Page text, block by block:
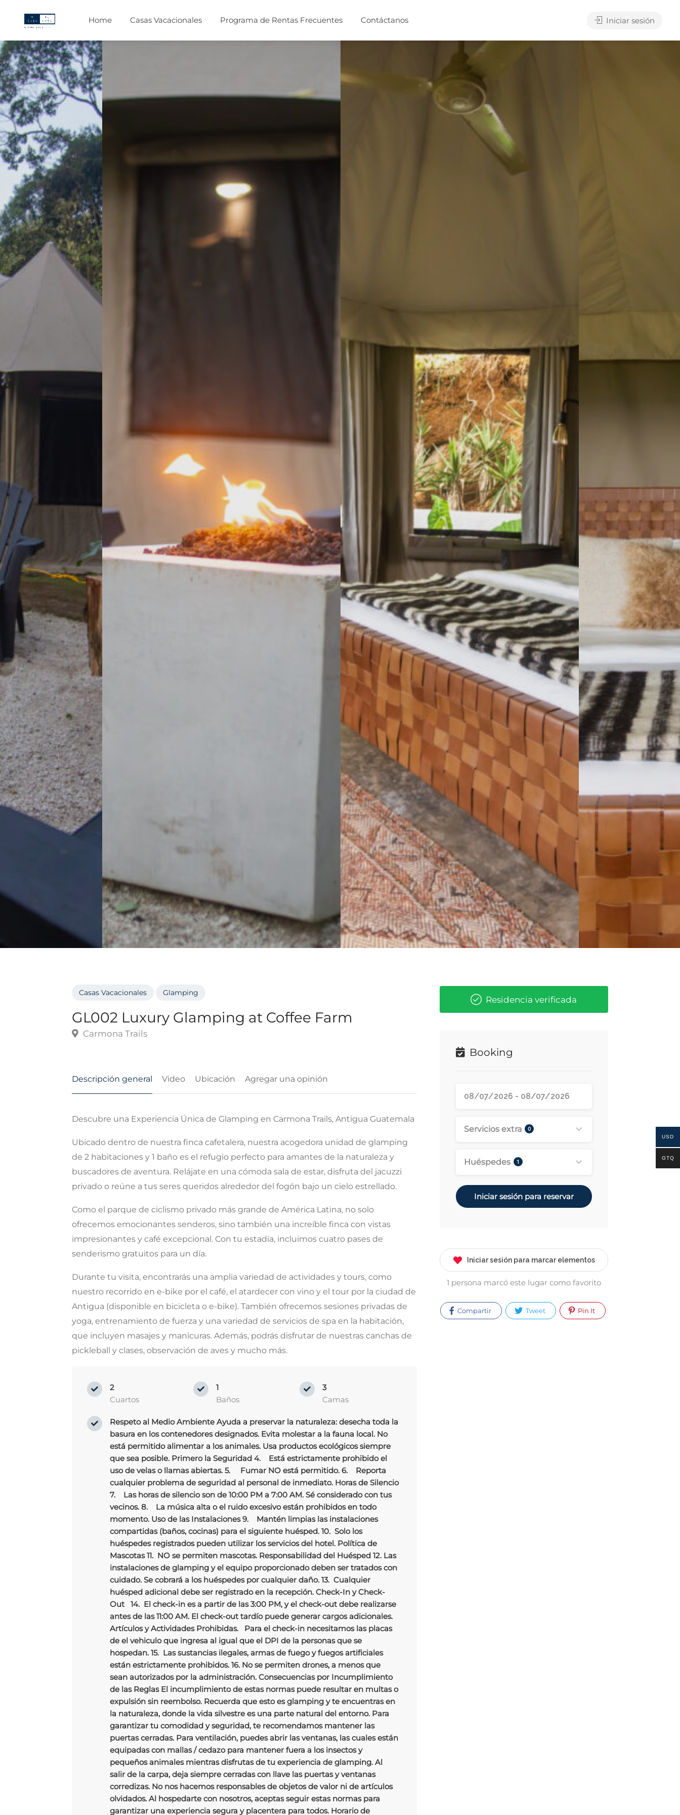
Home Casas Vacacionales Programa de Rentas Frecuentes Contáctanos Iniciar sesión
Casas Vacacionales Glamping
GL002 Luxury Glamping at Coffee Farm
Carmona Trails
Descripción general Video Ubicación Agregar una opinión
Descubre una Experiencia Única de Glamping en Carmona Trails, Antigua Guatemala
Ubicado dentro de nuestra finca cafetalera, nuestra acogedora unidad de glamping
de 2 habitaciones y 1 baño es el refugio perfecto para amantes de la naturaleza y
buscadores de aventura. Relájate en una cómoda sala de estar, disfruta del jacuzzi
privado o reúne a tus seres queridos alrededor del fogón bajo un cielo estrellado.
Como el parque de ciclismo privado más grande de América Latina, no solo
ofrecemos emocionantes senderos, sino también una increíble finca con vistas
impresionantes y café excepcional. Con tu estadía, incluimos cuatro pases de
senderismo gratuitos para un día.
Durante tu visita, encontrarás una amplia variedad de actividades y tours, como
nuestro recorrido en e-bike por el café, el atardecer con vino y el tour por la ciudad de
Antigua (disponible en bicicleta o e-bike). También ofrecemos sesiones privadas de
yoga, entrenamiento de fuerza y una variedad de servicios de spa en la habitación,
que incluyen masajes y manicuras. Además, podrás disfrutar de nuestras canchas de
pickleball y clases, observación de aves y mucho más.
2
Cuartos
1
Baños
3
Camas
Respeto al Medio Ambiente Ayuda a preservar la naturaleza: desecha toda la
basura en los contenedores designados. Evita molestar a la fauna local. No
está permitido alimentar a los animales. Usa productos ecológicos siempre
que sea posible. Primero la Seguridad 4. Está estrictamente prohibido el
uso de velas o llamas abiertas. 5. Fumar NO está permitido. 6. Reporta
cualquier problema de seguridad al personal de inmediato. Horas de Silencio
7. Las horas de silencio son de 10:00 PM a 7:00 AM. Sé considerado con tus
vecinos. 8. La música alta o el ruido excesivo están prohibidos en todo
momento. Uso de las Instalaciones 9. Mantén limpias las instalaciones
compartidas (baños, cocinas) para el siguiente huésped. 10. Solo los
huéspedes registrados pueden utilizar los servicios del hotel. Política de
Mascotas 11. NO se permiten mascotas. Responsabilidad del Huésped 12. Las
instalaciones de glamping y el equipo proporcionado deben ser tratados con
cuidado. Se cobrará a los huéspedes por cualquier daño. 13. Cualquier
huésped adicional debe ser registrado en la recepción. Check-In y Check-
Out 14. El check-in es a partir de las 3:00 PM, y el check-out debe realizarse
antes de las 11:00 AM. El check-out tardío puede generar cargos adicionales.
Artículos y Actividades Prohibidas. Para el check-in necesitamos las placas
de el vehiculo que ingresa al igual que el DPI de la personas que se
hospedan. 15. Las sustancias ilegales, armas de fuego y fuegos artificiales
están estrictamente prohibidos. 16. No se permiten drones, a menos que
sean autorizados por la administración. Consecuencias por Incumplimiento
de las Reglas El incumplimiento de estas normas puede resultar en multas o
expulsión sin reembolso. Recuerda que esto es glamping y te encuentras en
la naturaleza, donde la vida silvestre es una parte natural del entorno. Para
garantizar tu comodidad y seguridad, te recomendamos mantener las
puertas cerradas. Para ventilación, puedes abrir las ventanas, las cuales están
equipadas con mallas / cedazo para mantener fuera a los insectos y
pequeños animales mientras disfrutas de tu experiencia de glamping. Al
salir de la carpa, deja siempre cerradas con llave las puertas y ventanas
corredizas. No nos hacemos responsables de objetos de valor ni de artículos
olvidados. Al hospedarte con nosotros, aceptas seguir estas normas para
garantizar una experiencia segura y placentera para todos. Horario de
Residencia verificada
Booking
Servicios extra 0
Huéspedes 1
Iniciar sesión para reservar
Iniciar sesión para marcar elementos
1 persona marcó este lugar como favorito
Compartir Tweet Pin It
USD
GTQ